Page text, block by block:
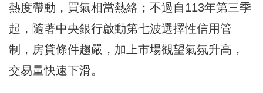
熱度帶動，買氣相當熱絡；不過自113年第三季
起，隨著中央銀行啟動第七波選擇性信用管
制，房貸條件趨嚴，加上市場觀望氣氛升高，
交易量快速下滑。